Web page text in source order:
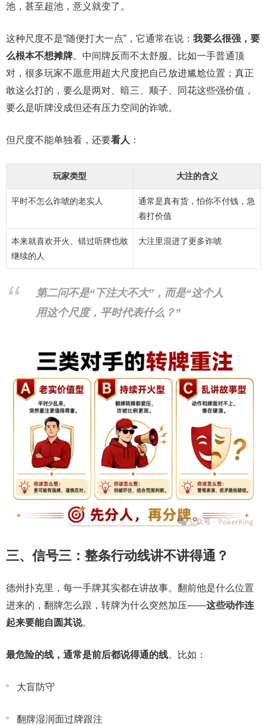
池，甚至超池，意义就变了。
这种尺度不是“随便打大一点”，它通常在说： 我要么很强，要
么根本不想摊牌。中间牌反而不太舒服。比如一手普通顶
对，很多玩家不愿意用超大尺度把自己放进尴尬位置；真正
敢这么打的，要么是两对、暗三、顺子、同花这些强价值，
要么是听牌没成但还有压力空间的诈唬。
但尺度不能单独看，还要看人 ：
玩家类型 大注的含义
平时不怎么诈唬的老实人
通常是真有货，怕你不付钱，急
着打价值
本来就喜欢开火、错过听牌也敢
继续的人
大注里混进了更多诈唬
第二问不是“下注大不大”，而是“这个人
用这个尺度，平时代表什么？”
三、信号三：整条行动线讲不讲得通？
德州扑克里，每一手牌其实都在讲故事。翻前他是什么位置
进来的，翻牌怎么跟，转牌为什么突然加压——这些动作连
起来要能自圆其说。
最危险的线，通常是前后都说得通的线。比如：
大盲防守
翻牌湿润面过牌跟注